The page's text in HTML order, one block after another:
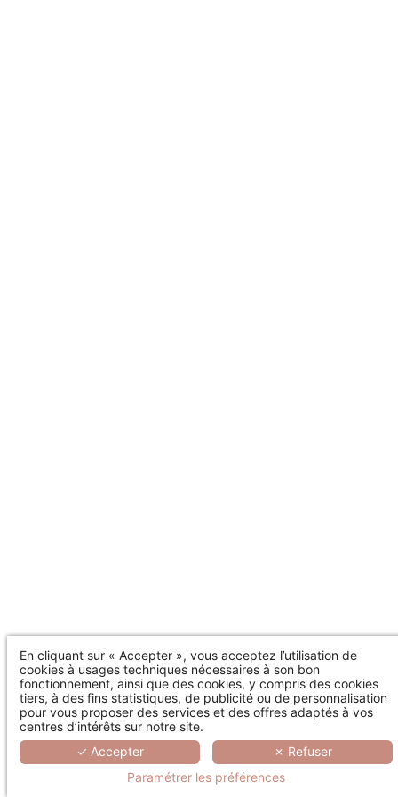
En cliquant sur « Accepter », vous acceptez l’utilisation de
cookies à usages techniques nécessaires à son bon
fonctionnement, ainsi que des cookies, y compris des cookies
tiers, à des fins statistiques, de publicité ou de personnalisation
pour vous proposer des services et des offres adaptés à vos
centres d’intérêts sur notre site.
✓ Accepter
✗ Refuser
Paramétrer les préférences